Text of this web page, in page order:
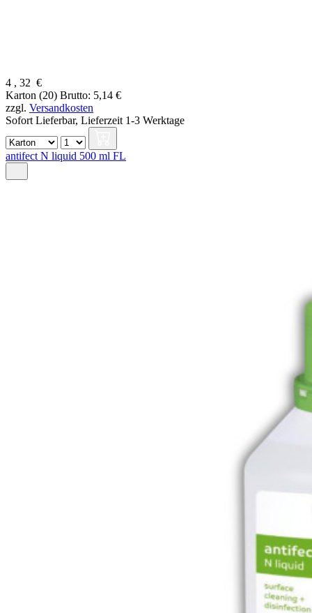
4 , 32 €
Karton (20) Brutto: 5,14 €
zzgl. Versandkosten
Sofort Lieferbar, Lieferzeit 1-3 Werktage
antifect N liquid 500 ml FL